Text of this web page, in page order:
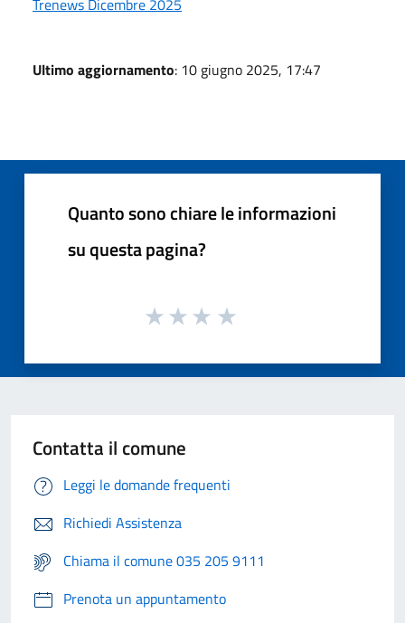
Ultimo aggiornamento: 10 giugno 2025, 17:47
Quanto sono chiare le informazioni
su questa pagina?
Contatta il comune
Leggi le domande frequenti
Richiedi Assistenza
Chiama il comune 035 205 9111
Prenota un appuntamento